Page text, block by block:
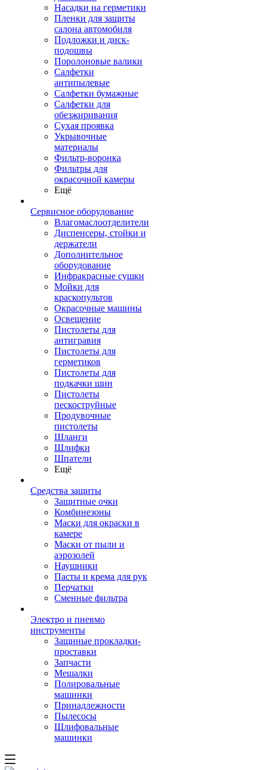
Насадки на герметики
Пленки для защиты
салона автомобиля
Подложки и диск-
подошвы
Поролоновые валики
Салфетки
антипылевые
Салфетки бумажные
Салфетки для
обезжиривания
Сухая проявка
Укрывочные
материалы
Фильтр-воронка
Фильтры для
окрасочной камеры
Ещё
Сервисное оборудование
Влагомаслоотделители
Диспенсеры, стойки и
держатели
Дополнительное
оборудование
Инфракрасные сушки
Мойки для
краскопультов
Окрасочные машины
Освещение
Пистолеты для
антигравия
Пистолеты для
герметиков
Пистолеты для
подкачки шин
Пистолеты
пескоструйные
Продувочные
пистолеты
Шланги
Шлифки
Шпатели
Ещё
Средства защиты
Защитные очки
Комбинезоны
Маски для окраски в
камере
Маски от пыли и
аэрозолей
Наушники
Пасты и крема для рук
Перчатки
Сменные фильтра
Электро и пневмо
инструменты
Защиные прокладки-
проставки
Запчасти
Мешалки
Полировальные
машинки
Принадлежности
Пылесосы
Шлифовальные
машинки